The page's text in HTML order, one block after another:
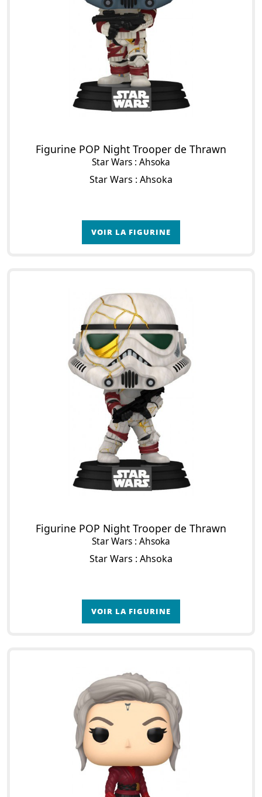
Figurine POP Night Trooper de Thrawn
Star Wars : Ahsoka
Star Wars : Ahsoka
VOIR LA FIGURINE
Figurine POP Night Trooper de Thrawn
Star Wars : Ahsoka
Star Wars : Ahsoka
VOIR LA FIGURINE